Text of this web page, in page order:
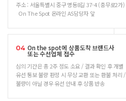
주소 : 서울특별시 중구 명동8길 37-4 (충무로2가)
On The Spot 온라인 AS담당자 앞
04 On the spot에 상품도착 브랜드사
또는 수선업체 접수
심의 기간은 총 2주 정도 소요 / 결과 확인 후 개별
유선 통보 불량 판정 시 무상 교환 또는 환불 처리 /
불량이 아닐 경우 유선 안내 후 상품 반송